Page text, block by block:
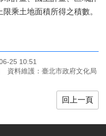
乘土地面積所得之積數。
25 10:51
資料維護：臺北市政府文化局
回上一頁